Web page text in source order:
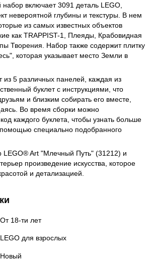
включает 3091 деталь LEGO,
невероятной глубины и текстуры. В нем
из самых известных объектов
как TRAPPIST-1, Плеяды, Крабовидная
Творения. Набор также содержит плитку
которая указывает место Земли в
из 5 различных панелей, каждая из
буклет с инструкциями, что
и близким собирать его вместе,
Во время сборки можно
каждого буклета, чтобы узнать больше
специально подобранного
LEGO® Art "Млечный Путь" (31212) и
произведение искусства, которое
и детализацией.
От 18-ти лет
LEGO для взрослых
Новый